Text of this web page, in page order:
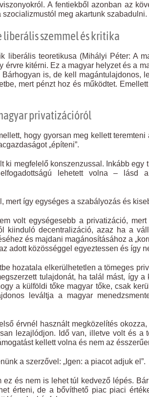
A fentiekből azonban az
meg akartunk szabadulni.
liberális szemmel és kritika
liberális teoretikusa (Mihályi Péter: A
érvre kitérni. Ez a magyar helyzet és a
is, de kell magántulajdonos,
mert pénzt hoz és működtet.
privatizációról
hogy gyorsan meg kellett
„építeni”.
ki megfelelő konszenzussal. Inkább egy
lehetett volna – lásd
így egységes a szabályozás és
volt egységesebb a privatizáció,
kiinduló decentralizáció, azaz ha a
és majdani magánosításához a
adott közösséggel egyeztessen és így
hozatala elkerülhetetlen a tömeges
tulajdonát, ha talál mást, így
a külföldi tőke magyar tőke, csak
leváltja a magyar
érvnél használt megközelítés
lezajlódjon. Idő van, illetve volt és a
kellett volna és nem az
a szerzővel: „Igen: a piacot adjuk el”.
ez és nem is lehet túl kedvező lépés.
érteni, de a bővíthető piac piaci